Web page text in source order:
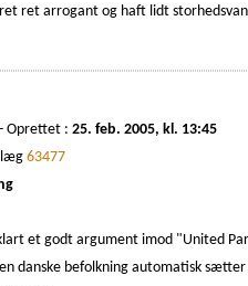
ret arrogant og haft lidt
- Oprettet : 25. feb. 2005, kl. 13:45
63477
et godt argument imod "United
danske befolkning automatisk